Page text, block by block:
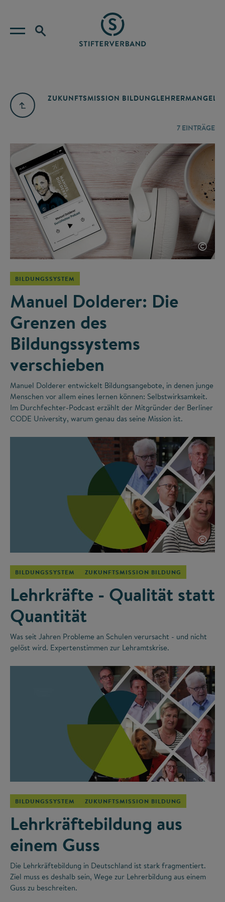
ZUKUNFTSMISSION BILDUNGLEHRERMANGEL
7 EINTRÄGE
©
BILDUNGSSYSTEM
Manuel Dolderer: Die
Grenzen des
Bildungssystems
verschieben
Manuel Dolderer entwickelt Bildungsangebote, in denen junge
Menschen vor allem eines lernen können: Selbstwirksamkeit.
Im Durchfechter-Podcast erzählt der Mitgründer der Berliner
CODE University, warum genau das seine Mission ist.
©
BILDUNGSSYSTEM ZUKUNFTSMISSION BILDUNG
Lehrkräfte - Qualität statt
Quantität
Was seit Jahren Probleme an Schulen verursacht - und nicht
gelöst wird. Expertenstimmen zur Lehramtskrise.
©
BILDUNGSSYSTEM ZUKUNFTSMISSION BILDUNG
Lehrkräftebildung aus
einem Guss
Die Lehrkräftebildung in Deutschland ist stark fragmentiert.
Ziel muss es deshalb sein, Wege zur Lehrerbildung aus einem
Guss zu beschreiten.